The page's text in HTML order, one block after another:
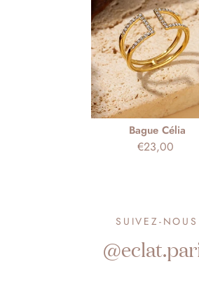
Bague Célia
€23,00
SUIVEZ-NOUS